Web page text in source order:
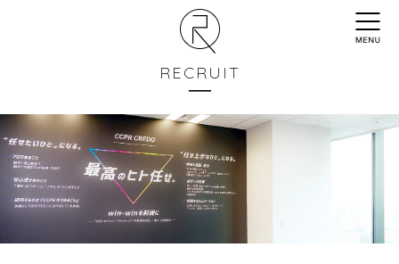
RECRUIT